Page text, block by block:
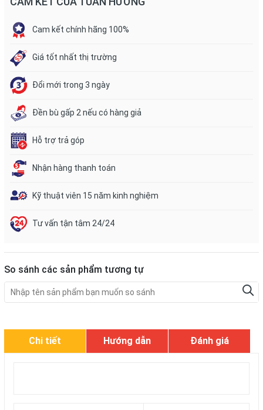
Cam kết chính hãng 100%
Giá tốt nhất thị trường
Đổi mới trong 3 ngày
Đền bù gấp 2 nếu có hàng giả
Hỗ trợ trả góp
Nhận hàng thanh toán
Kỹ thuật viên 15 năm kinh nghiệm
Tư vấn tận tâm 24/24
So sánh các sản phẩm tương tự
Chi tiết Hướng dẫn Đánh giá